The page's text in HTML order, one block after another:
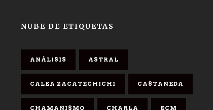
NUBE DE ETIQUETAS
ANÁLISIS ASTRAL
CALEA ZACATECHICHI CASTANEDA
CHAMANISMO CHARLA ECM